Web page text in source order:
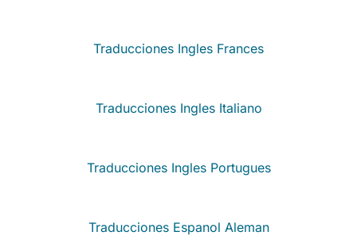
Traducciones Ingles Frances
Traducciones Ingles Italiano
Traducciones Ingles Portugues
Traducciones Espanol Aleman